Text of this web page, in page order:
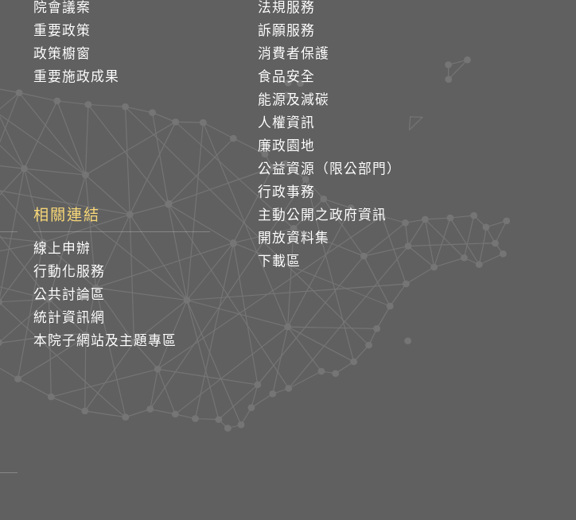
院會議案
重要政策
政策櫥窗
重要施政成果
法規服務
訴願服務
消費者保護
食品安全
能源及減碳
人權資訊
廉政園地
公益資源（限公部門）
行政事務
主動公開之政府資訊
開放資料集
下載區
相關連結
線上申辦
行動化服務
公共討論區
統計資訊網
本院子網站及主題專區